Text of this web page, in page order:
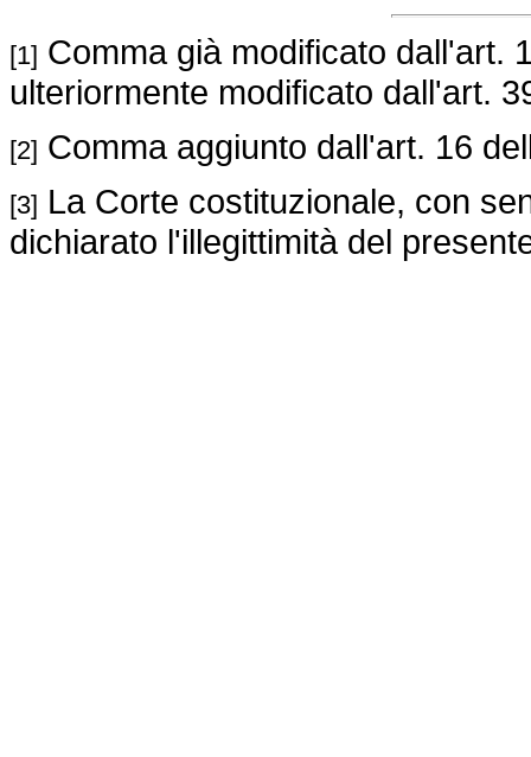
[1] Comma già modificato dall'art.
ulteriormente modificato dall'art.
[2] Comma aggiunto dall'art. 16
[3] La Corte costituzionale, con
dichiarato l'illegittimità del